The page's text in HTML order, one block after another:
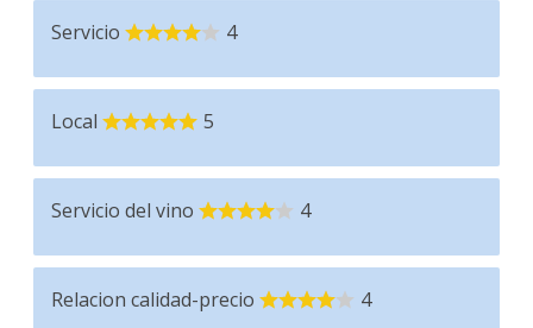
Servicio 4
Local 5
Servicio del vino 4
Relacion calidad-precio 4